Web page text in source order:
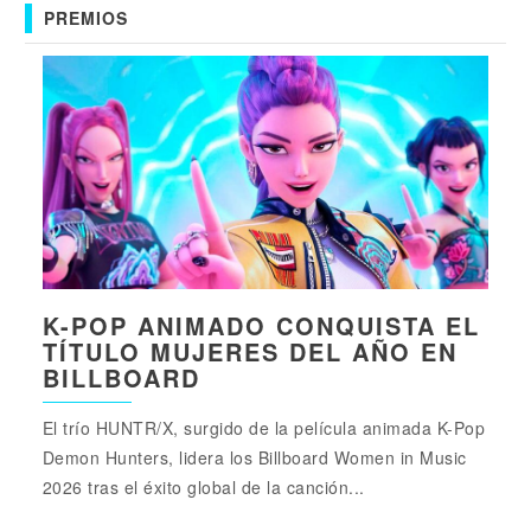
PREMIOS
K-POP ANIMADO CONQUISTA EL
TÍTULO MUJERES DEL AÑO EN
BILLBOARD
El trío HUNTR/X, surgido de la película animada K-Pop
Demon Hunters, lidera los Billboard Women in Music
2026 tras el éxito global de la canción...